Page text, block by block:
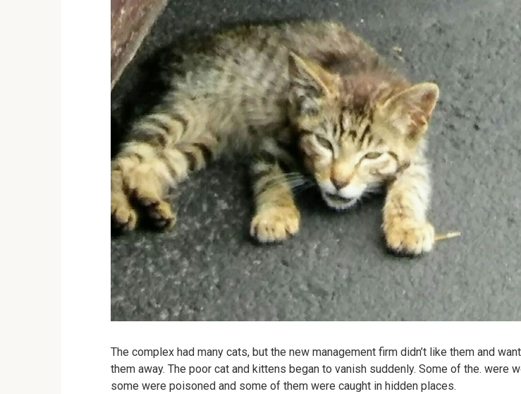
The complex had many cats, but the new management firm didn’t like them and
them away. The poor cat and kittens began to vanish suddenly. Some of the. were
some were poisoned and some of them were caught in hidden places.